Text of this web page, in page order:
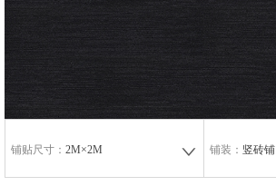
铺贴尺寸： 2M×2M 铺装： 竖砖铺